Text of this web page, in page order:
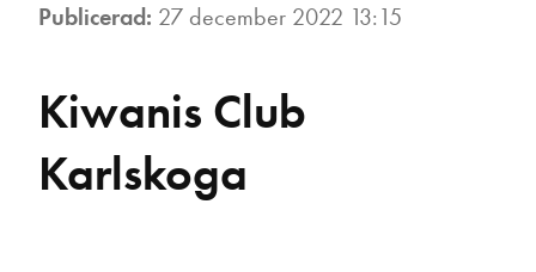
Publicerad: 27 december 2022 13:15
Kiwanis Club
Karlskoga